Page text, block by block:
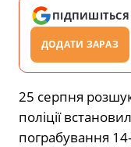
ПІДПИШІТЬСЯ
ДОДАТИ ЗАРАЗ
25 серпня
поліції
пограбування